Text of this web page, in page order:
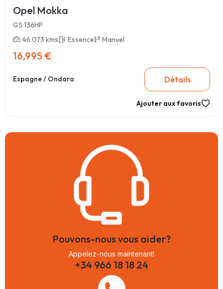
Opel Mokka
GS 136HP
46.073 kms
Essence Manuel
16,995 €
Espagne / Ondara Détails
Ajouter aux favoris
Pouvons-nous vous aider?
Appelez-nous maintenant!
+34 966 18 18 24